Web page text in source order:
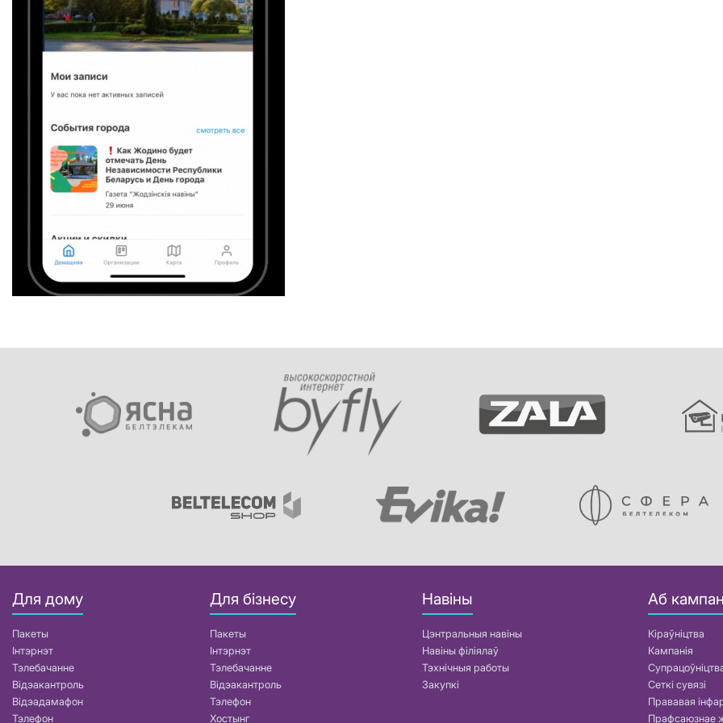
Для дому
Пакеты
Інтэрнэт
Тэлебачанне
Відэакантроль
Відэадамафон
Тэлефон
Для бізнесу
Пакеты
Інтэрнэт
Тэлебачанне
Відэакантроль
Тэлефон
Хостынг
Навіны
Цэнтральныя навіны
Навіны філіялаў
Тэхнічныя работы
Закупкі
Аб
Кіраўніцтва
Кампанія
Сеткі сувязі
Прававая
Прафсаюзнае